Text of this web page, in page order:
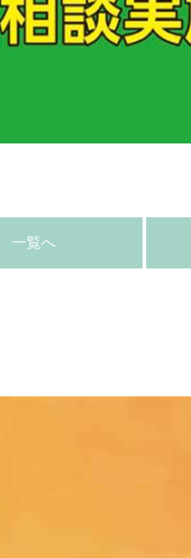
一覧へ